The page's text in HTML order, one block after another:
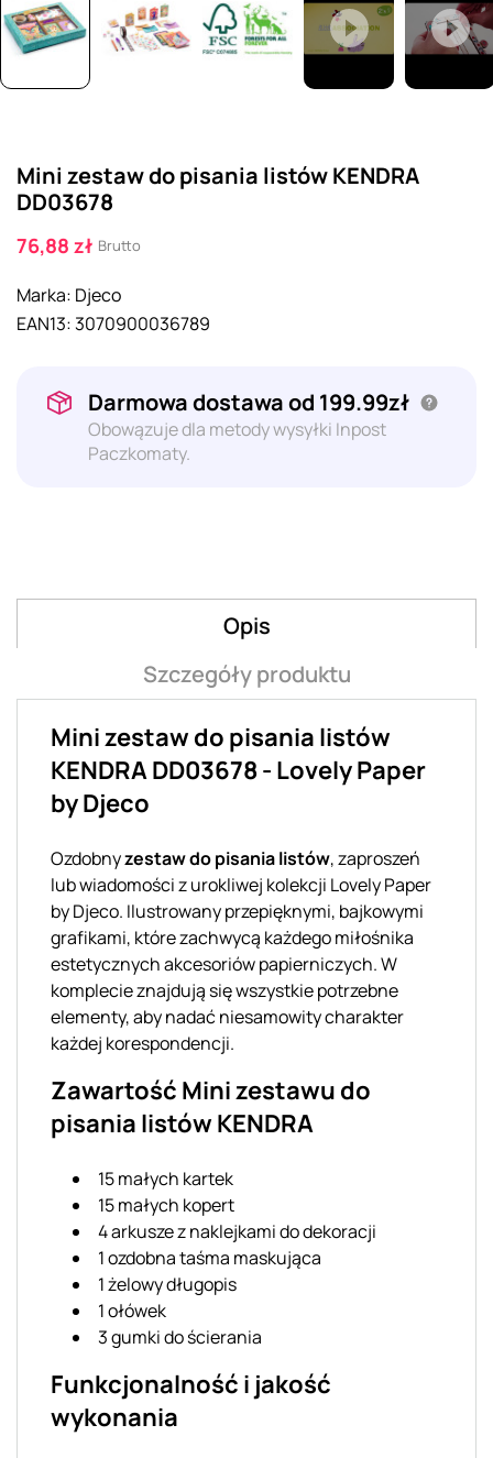
Mini zestaw do pisania listów KENDRA
DD03678
76,88 zł Brutto
Marka: Djeco
EAN13:3070900036789
Darmowa dostawa od 199.99zł
Obowązuje dla metody wysyłki Inpost
Paczkomaty.
Opis
Szczegóły produktu
Mini zestaw do pisania listów
KENDRA DD03678 - Lovely Paper
by Djeco
Ozdobnyzestaw do pisania listów, zaproszeń
lub wiadomości z urokliwej kolekcji Lovely Paper
by Djeco. Ilustrowany przepięknymi, bajkowymi
grafikami, które zachwycą każdego miłośnika
estetycznych akcesoriów papierniczych. W
komplecie znajdują się wszystkie potrzebne
elementy, aby nadać niesamowity charakter
każdej korespondencji.
Zawartość Mini zestawu do
pisania listów KENDRA
15 małych kartek
15 małych kopert
4 arkusze z naklejkami do dekoracji
1 ozdobna taśma maskująca
1 żelowy długopis
1 ołówek
3 gumki do ścierania
Funkcjonalność i jakość
wykonania